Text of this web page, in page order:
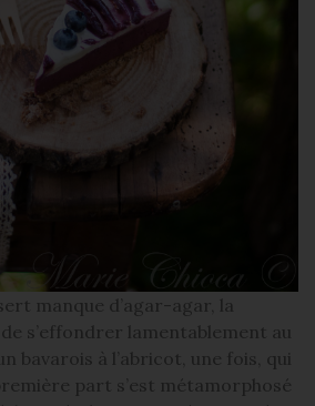
manque d’agar-agar, la
s’effondrer lamentablement au
bavarois à l’abricot, une fois, qui
part s’est métamorphosé